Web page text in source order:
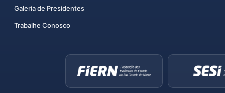
Galeria de Presidentes
Trabalhe Conosco